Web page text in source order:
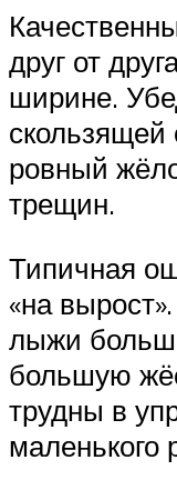
друг от
ширине.
скользящей
ровный
трещин.
Типичная
«на
лыжи
большую
трудны в
маленького